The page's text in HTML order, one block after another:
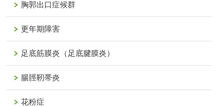
胸郭出口症候群
更年期障害
足底筋膜炎（足底腱膜炎）
腸脛靭帯炎
花粉症